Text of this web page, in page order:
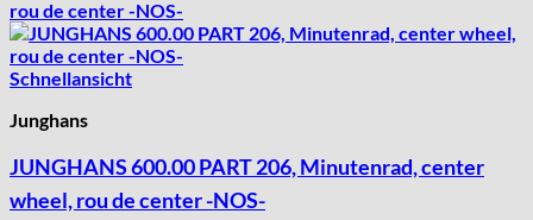
Schnellansicht
Junghans
JUNGHANS 600.00 PART 206, Minutenrad, center
wheel, rou de center -NOS-